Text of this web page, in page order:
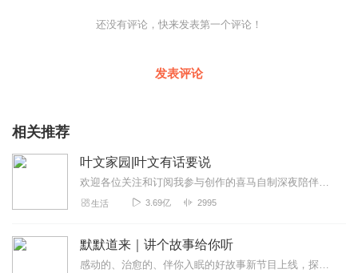
还没有评论，快来发表第一个评论！
发表评论
相关推荐
叶文家园|叶文有话要说
欢迎各位关注和订阅我参与创作的喜马自制深夜陪伴谈话栏目《听你说·百态人声》【听你说·百态人声】每晚直播连线真实人间故事|叶文现场互动中|人间冷暖，抱团取暖每周...
生活 3.69亿 2995
默默道来｜讲个故事给你听
感动的、治愈的、伴你入眠的好故事新节目上线，探索现实世界的无尽魅力，追求对生活的真实记录《听见人间真相》（点击名称，直达专辑）网易人间故事集持续更新中，邀您关注...